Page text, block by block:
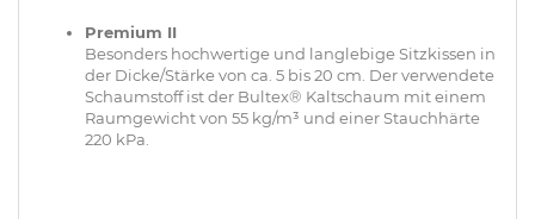
Premium II
Besonders hochwertige und langlebige Sitzkissen in
der Dicke/Stärke von ca. 5 bis 20 cm. Der verwendete
Schaumstoff ist der Bultex® Kaltschaum mit einem
Raumgewicht von 55 kg/m³ und einer Stauchhärte
220 kPa.